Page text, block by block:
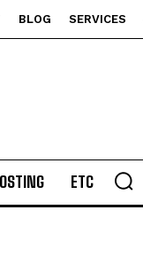
BLOG SERVICES
ETC